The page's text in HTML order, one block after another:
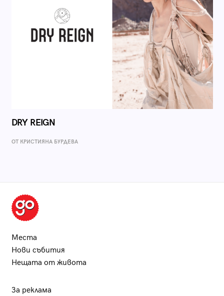
DRY REIGN
ОТ КРИСТИЯНА БУРДЕВА
Места
Нови събития
Нещата от живота
За реклама